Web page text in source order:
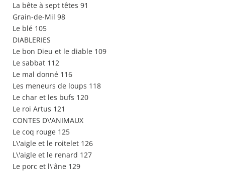
La bête à sept têtes 91
Grain-de-Mil 98
Le blé 105
DIABLERIES
Le bon Dieu et le diable 109
Le sabbat 112
Le mal donné 116
Les meneurs de loups 118
Le char et les bufs 120
Le roi Artus 121
CONTES D\'ANIMAUX
Le coq rouge 125
L\'aigle et le roitelet 126
L\'aigle et le renard 127
Le porc et l\'âne 129